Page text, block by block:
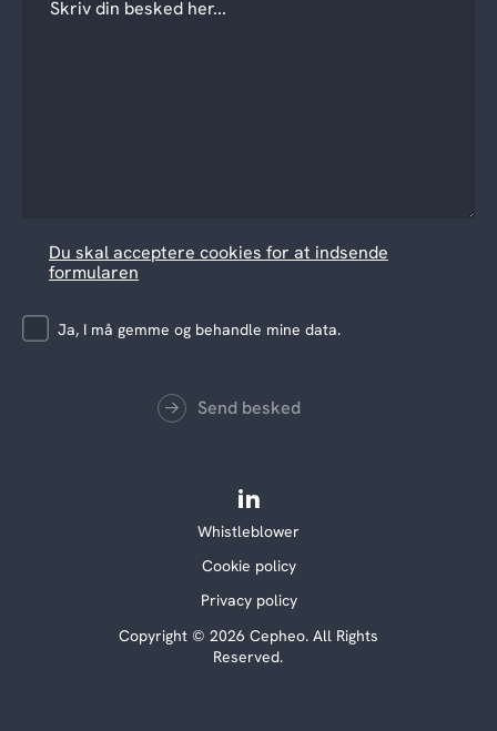
Du skal acceptere cookies for at indsende
formularen
Ja, I må gemme og behandle mine data.
Send besked
Copyright © 2026 Cepheo. All Rights
Reserved.
Whistleblower
Cookie policy
Privacy policy